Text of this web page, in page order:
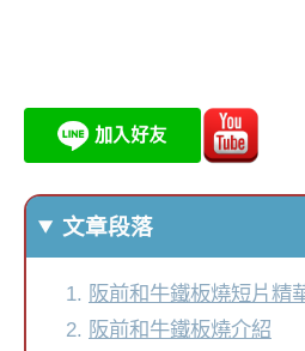
文章段落
阪前和牛鐵板燒短片精
阪前和牛鐵板燒介紹